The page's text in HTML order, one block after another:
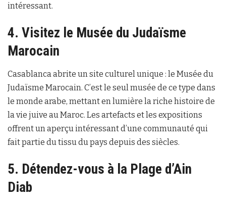
intéressant.
4. Visitez le Musée du Judaïsme
Marocain
Casablanca abrite un site culturel unique : le Musée du
Judaïsme Marocain. C’est le seul musée de ce type dans
le monde arabe, mettant en lumière la riche histoire de
la vie juive au Maroc. Les artefacts et les expositions
offrent un aperçu intéressant d’une communauté qui
fait partie du tissu du pays depuis des siècles.
5. Détendez-vous à la Plage d’Ain
Diab